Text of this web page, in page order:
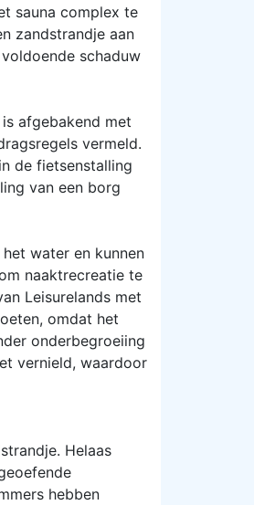
sauna complex te
zandstrandje aan
schaduw
afgebakend met
vermeld.
de fietsenstalling
van een borg
water en kunnen
naaktrecreatie te
Leisurelands met
omdat het
onderbegroeiing
vernield, waardoor
Helaas
hebben